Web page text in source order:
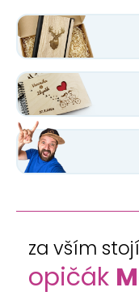
za vším stojí
opičák